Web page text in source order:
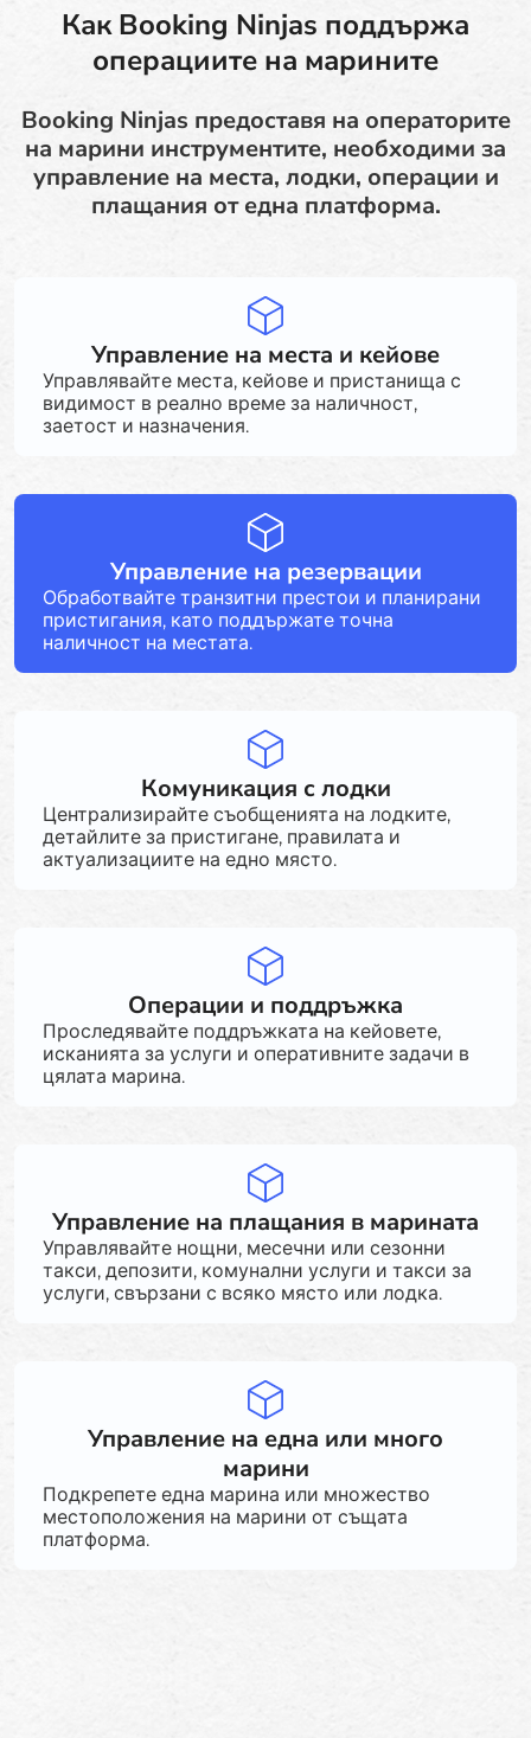
Как Booking Ninjas поддържа
операциите на марините
Booking Ninjas предоставя на операторите
на марини инструментите, необходими за
управление на места, лодки, операции и
плащания от една платформа.
Управление на места и кейове
Управлявайте места, кейове и пристанища с
видимост в реално време за наличност,
заетост и назначения.
Управление на резервации
Обработвайте транзитни престои и планирани
пристигания, като поддържате точна
наличност на местата.
Комуникация с лодки
Централизирайте съобщенията на лодките,
детайлите за пристигане, правилата и
актуализациите на едно място.
Операции и поддръжка
Проследявайте поддръжката на кейовете,
исканията за услуги и оперативните задачи в
цялата марина.
Управление на плащания в марината
Управлявайте нощни, месечни или сезонни
такси, депозити, комунални услуги и такси за
услуги, свързани с всяко място или лодка.
Управление на една или много
марини
Подкрепете една марина или множество
местоположения на марини от същата
платформа.